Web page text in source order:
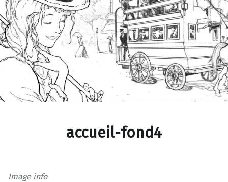
accueil-fond4
Image info